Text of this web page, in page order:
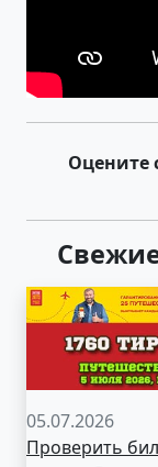
Оцените
05.07.2026
Проверить